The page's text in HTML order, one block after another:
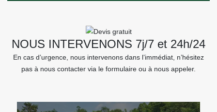
NOUS INTERVENONS 7j/7 et 24h/24
En cas d’urgence, nous intervenons dans l’immédiat, n’hésitez
pas à nous contacter via le formulaire ou à nous appeler.